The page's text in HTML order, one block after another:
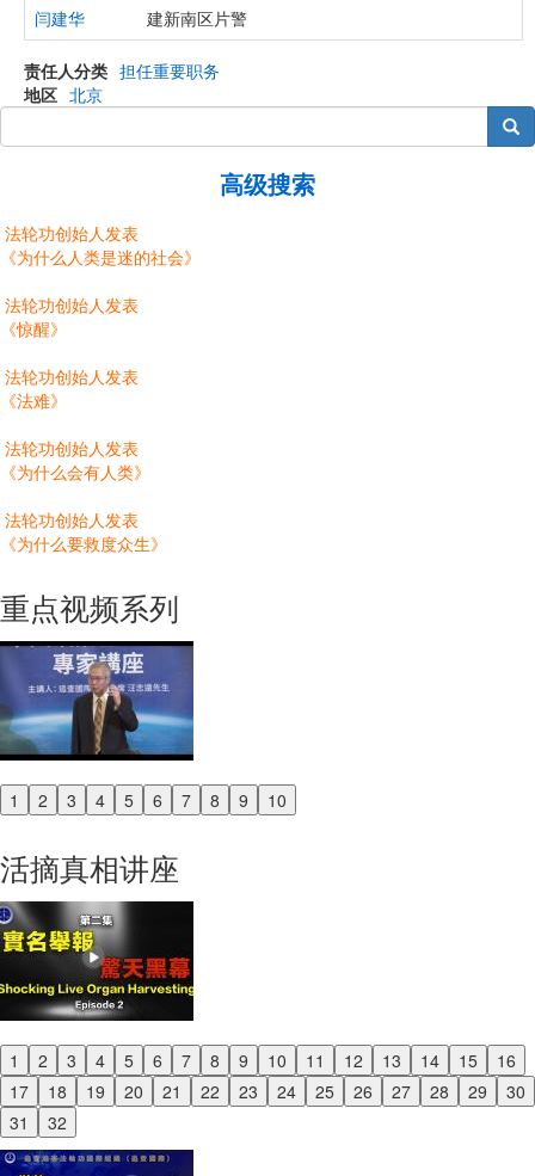
闫建华 建新南区片警
责任人分类 担任重要职务
地区 北京
搜索
高级搜索
法轮功创始人发表
《为什么人类是迷的社会》
法轮功创始人发表
《惊醒》
法轮功创始人发表
《法难》
法轮功创始人发表
《为什么会有人类》
法轮功创始人发表
《为什么要救度众生》
重点视频系列
1 2 3 4 5 6 7 8 9 10
Previous
活摘真相讲座
1 2 3 4 5 6 7 8 9 10 11 12 13 14 15
16
17
18 19 20 21 22 23 24 25 26 27 28 29
30
31
32
Previous
Next